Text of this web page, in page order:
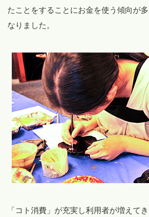
たことをすることにお金を使う傾向が
なりました。
「コト消費」が充実し利用者が増えて